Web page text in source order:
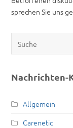
sprechen Sie uns
Nachrichten-
Allgemein
Carenetic